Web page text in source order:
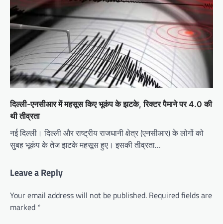
दिल्ली-एनसीआर में महसूस किए भूकंप के झटके, रिक्टर पैमाने पर 4.0 की
थी तीव्रता
नई दिल्ली। दिल्ली और राष्ट्रीय राजधानी क्षेत्र (एनसीआर) के लोगों को
सुबह भूकंप के तेज झटके महसूस हुए। इसकी तीव्रता…
Leave a Reply
Your email address will not be published. Required fields are
marked *